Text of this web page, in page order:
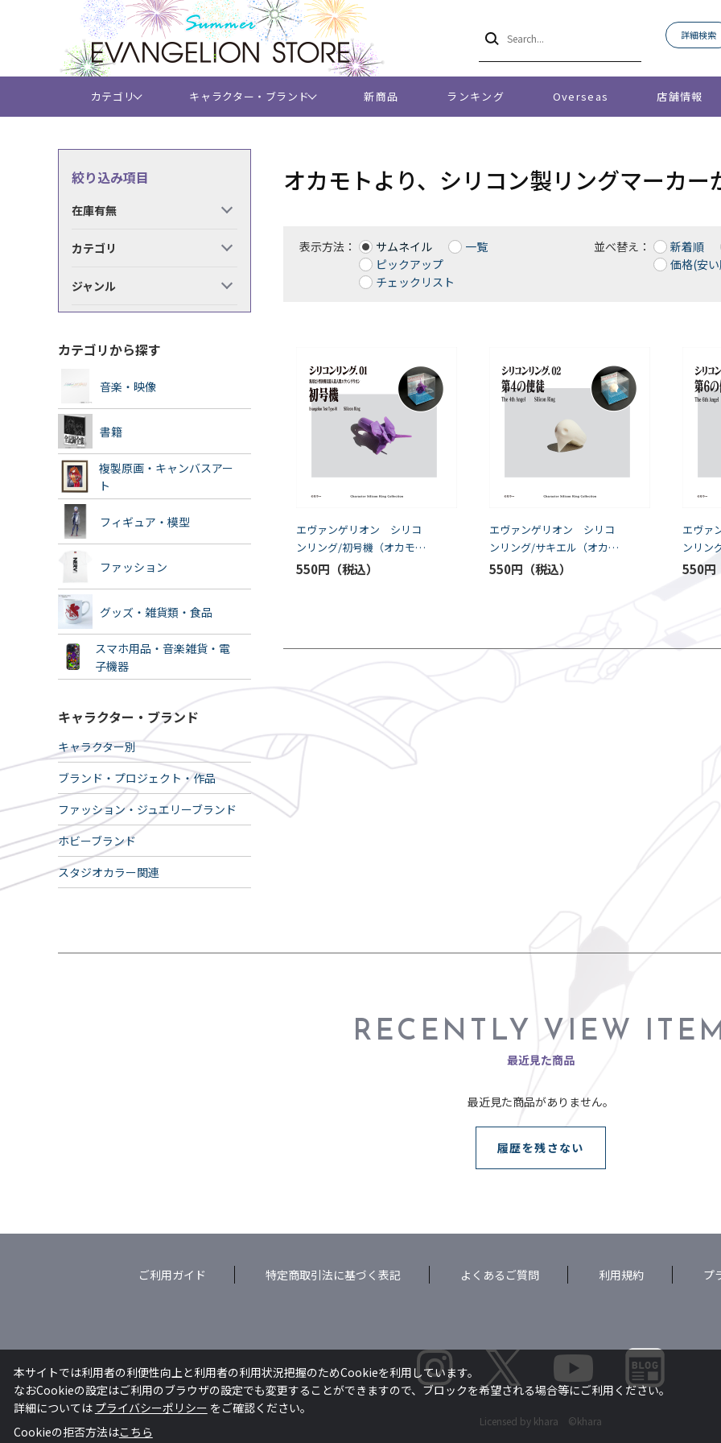
詳細検索
カテゴリ キャラクター・ブランド 新商品 ランキング Overseas 店舗情報
絞り込み項目
在庫有無
カテゴリ
ジャンル
カテゴリから探す
音楽・映像
書籍
複製原画・キャンバスアー
ト
フィギュア・模型
ファッション
グッズ・雑貨類・食品
スマホ用品・音楽雑貨・電
子機器
キャラクター・ブランド
キャラクター別
ブランド・プロジェクト・作品
ファッション・ジュエリーブランド
ホビーブランド
スタジオカラー関連
オカモトより、シリコン製リングマーカー
表示方法： サムネイル
一覧
ピックアップ
チェックリスト
並べ替え：
新着順
価格(安
エヴァンゲリオン シリコ
ンリング/初号機（オカモ
ト）
550円
エヴァンゲリオン シリコ
ンリング/サキエル（オカモ
ト）
550円
エヴァ
ンリン
ト）
550円
RECENTLY VIEW
最近見た商品
最近見た商品がありません。
履歴を残さない
ご利用ガイド 特定商取引法に基づく表記 よくあるご質問 利用規約 プ
Licensed by khara ©khara
本サイトでは利用者の利便性向上と利用者の利用状況把握のためCookieを利用しています。
なおCookieの設定はご利用のブラウザの設定でも変更することができますので、ブロックを希望される場合等にご利用ください。
詳細については プライバシーポリシー をご確認ください。
Cookieの拒否方法はこちら